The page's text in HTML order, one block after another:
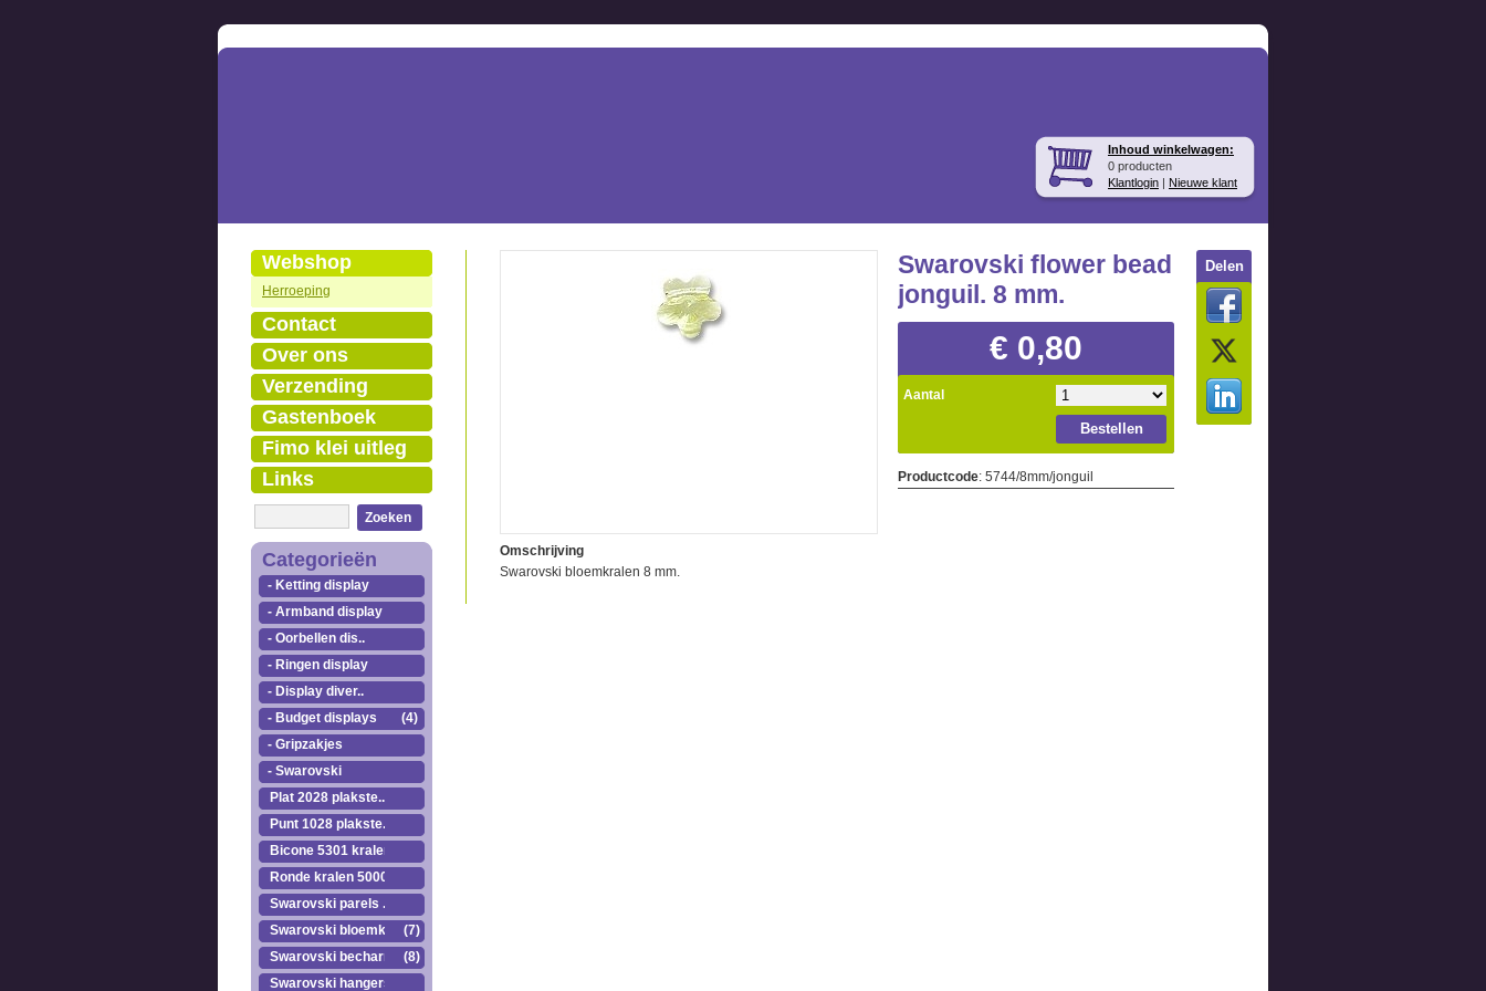
Inhoud winkelwagen:
0 producten
Klantlogin | Nieuwe klant
Webshop
Herroeping
Contact
Over ons
Verzending
Gastenboek
Fimo klei uitleg
Links
Zoeken
Categorieën
- Ketting display
- Armband display
- Oorbellen dis..
- Ringen display
- Display diver..
- Budget displays
(4)
- Gripzakjes
- Swarovski
Plat 2028 plakste..
Punt 1028 plakste..
Bicone 5301 kralen.
Ronde kralen 5000
Swarovski parels ..
Swarovski bloemkr..
(7)
Swarovski becharmed(8)
Swarovski hangers
Swarovski flower bead
jonguil. 8 mm.
€ 0,80
Aantal
Bestellen
Productcode: 5744/8mm/jonguil
Delen
Omschrijving
Swarovski bloemkralen 8 mm.